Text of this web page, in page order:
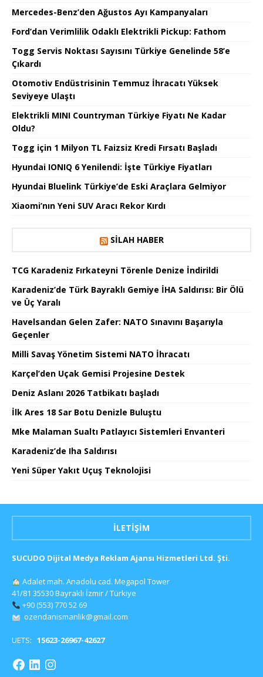
Mercedes-Benz’den Ağustos Ayı Kampanyaları
Ford’dan Verimlilik Odaklı Elektrikli Pickup: Fathom
Togg Servis Noktası Sayısını Türkiye Genelinde 58’e
Çıkardı
Otomotiv Endüstrisinin Temmuz İhracatı Yüksek
Seviyeye Ulaştı
Elektrikli MINI Countryman Türkiye Fiyatı Ne Kadar
Oldu?
Togg için 1 Milyon TL Faizsiz Kredi Fırsatı Başladı
Hyundai IONIQ 6 Yenilendi: İşte Türkiye Fiyatları
Hyundai Bluelink Türkiye’de Eski Araçlara Gelmiyor
Xiaomi’nın Yeni SUV Aracı Rekor Kırdı
SILAH HABER
TCG Karadeniz Fırkateyni Törenle Denize İndirildi
Karadeniz’de Türk Bayraklı Gemiye İHA Saldırısı: Bir Ölü
ve Üç Yaralı
Havelsandan Gelen Zafer: NATO Sınavını Başarıyla
Geçenler
Milli Savaş Yönetim Sistemi NATO İhracatı
Karçel’den Uçak Gemisi Projesine Destek
Deniz Aslanı 2026 Tatbikatı başladı
İlk Ares 18 Sar Botu Denizle Buluştu
Mke Malaman Sualtı Patlayıcı Sistemleri Envanteri
Karadeniz’de Iha Saldırısı
Yeni Süper Yakıt Uçuş Teknolojisi
İLETIŞIM
SUCUDO Dijital Medya Reklam Ajansı Hizmetleri Ltd. Şti.
Adalet mah. Anadolu cad. Megapol Tower
41/81 35530 Bayraklı İzmir / Türkiye
+90 (553) 770 52 69
ozendanismanlik@gmail.com
UETS: 15623-26967-42627